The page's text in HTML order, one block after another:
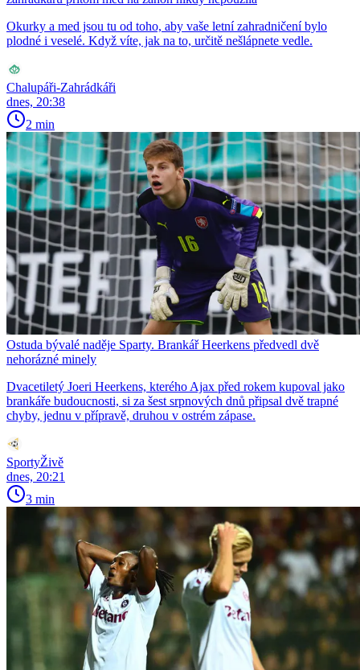
Okurky a med jsou tu od toho, aby vaše letní zahradničení bylo
plodné i veselé. Když víte, jak na to, určitě nešlápnete vedle.
Chalupáři-Zahrádkáři
dnes, 20:38
2 min
Ostuda bývalé naděje Sparty. Brankář Heerkens předvedl dvě
nehorázné minely
Dvacetiletý Joeri Heerkens, kterého Ajax před rokem kupoval jako
brankáře budoucnosti, si za šest srpnových dnů připsal dvě trapné
chyby, jednu v přípravě, druhou v ostrém zápase.
SportyŽivě
dnes, 20:21
3 min